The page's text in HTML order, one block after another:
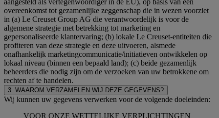
overeenkomst tot gezamenlijke zeggenschap die in wezen voorziet
in (a) Le Creuset Group AG die verantwoordelijk is voor de
algemene strategie met betrekking tot marketing en
gepersonaliseerde klantervaring; (b) lokale Le Creuset-entiteiten die
profiteren van deze strategie en deze uitvoeren, alsmede
onafhankelijk marketingcommunicatie/initiatieven ontwikkelen op
lokaal niveau (binnen een bepaald land); (c) beide gezamenlijk
beheerders die nodig zijn om de verzoeken van uw betrokkene om
rechten af te handelen.
3. WAAROM VERZAMELEN WIJ DEZE GEGEVENS?
Wij kunnen uw gegevens verwerken voor de volgende doeleinden:
VOOR ONZE WETTELIJKE VERPLICHTINGEN